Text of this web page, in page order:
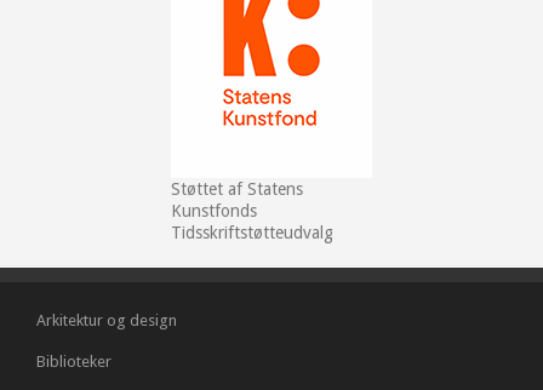
Støttet af Statens
Kunstfonds
Tidsskriftstøtteudvalg
Arkitektur og design
Biblioteker